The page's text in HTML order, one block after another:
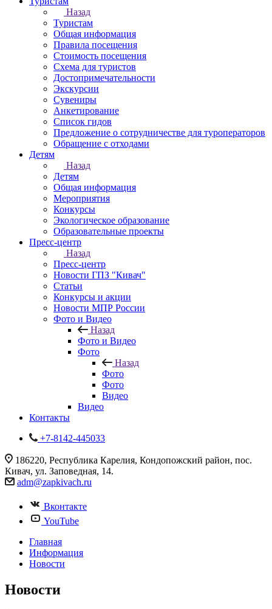
Назад
Туристам
Общая информация
Правила посещения
Стоимость посещения
Схема для туристов
Достопримечательности
Экскурсии
Сувениры
Анкетирование
Список гидов
Предложение о сотрудничестве для туроператоров
Обращение с отходами
Детям
Назад
Детям
Общая информация
Мероприятия
Конкурсы
Экологическое образование
Образовательные проекты
Пресс-центр
Назад
Пресс-центр
Новости ГПЗ "Кивач"
Статьи
Конкурсы и акции
Новости МПР России
Фото и Видео
Назад
Фото и Видео
Фото
Назад
Фото
Фото
Видео
Видео
Контакты
+7-8142-445033
186220, Республика Карелия, Кондопожский район, пос.
Кивач, ул. Заповедная, 14.
adm@zapkivach.ru
Вконтакте
YouTube
Главная
Информация
Новости
Новости